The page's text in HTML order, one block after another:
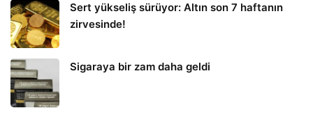
Sert yükseliş sürüyor: Altın son 7 haftanın
zirvesinde!
Sigaraya bir zam daha geldi